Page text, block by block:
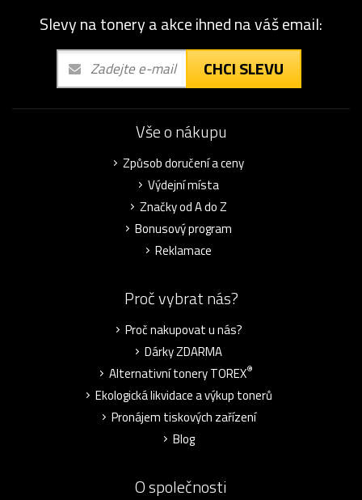
Slevy na tonery a akce ihned na váš email:
CHCI SLEVU
Vše o nákupu
Způsob doručení a ceny
Výdejní místa
Značky od A do Z
Bonusový program
Reklamace
Proč vybrat nás?
Proč nakupovat u nás?
Dárky ZDARMA
Alternativní tonery TOREX®
Ekologická likvidace a výkup tonerů
Pronájem tiskových zařízení
Blog
O společnosti